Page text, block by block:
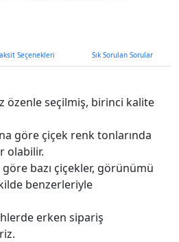
Seçenekleri Sık Sorulan Sorular
özenle seçilmiş, birinci kalite
göre çiçek renk tonlarında
olabilir.
bazı çiçekler, görünümü
benzerleriyle
erken sipariş